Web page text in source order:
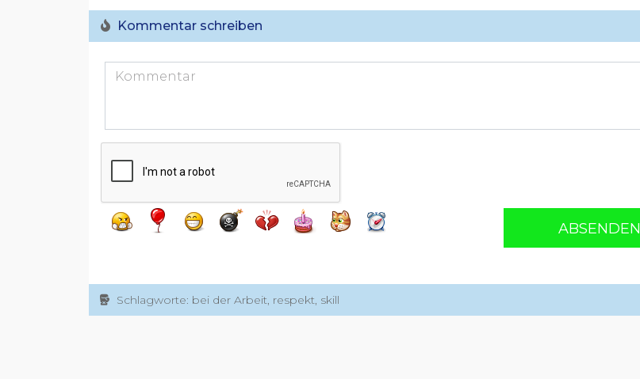
Kommentar schreiben
ABSENDEN
Schlagworte: bei der Arbeit, respekt, skill